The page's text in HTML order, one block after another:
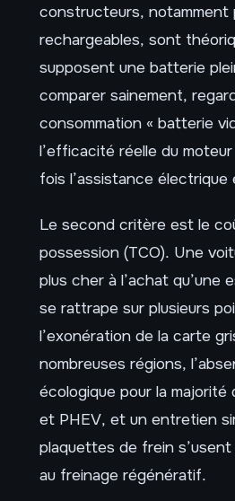
constructeurs, notamment
rechargeables, sont
supposent une batterie
comparer sainement,
consommation « batterie
l’efficacité réelle du
fois l’assistance électrique
Le second critère est le
possession (TCO). Une
plus cher à l’achat qu’une
se rattrape sur plusieurs
l’exonération de la carte
nombreuses régions,
écologique pour la majorité
et PHEV, et un entretien
plaquettes de frein
au freinage régénératif.